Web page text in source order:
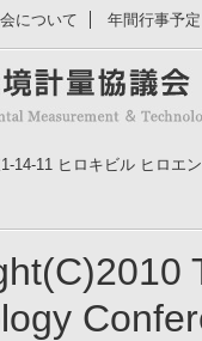
について 年間行事予
14-11 ヒロキビル ヒロエ